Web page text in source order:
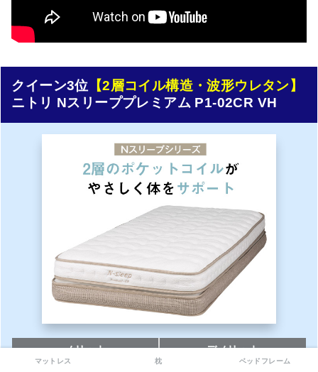
クイーン3位 【2層コイル構造・波形ウレタン】
ニトリ Nスリーププレミアム P1-02CR VH
メリット デメリット
マットレス 枕 ベッドフレーム